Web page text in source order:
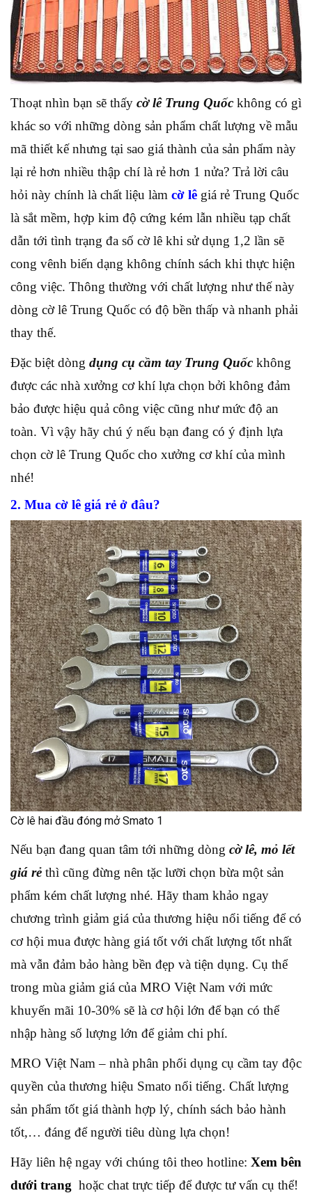
Thoạt nhìn bạn sẽ thấy cờ lê Trung Quốc không có gì
khác so với những dòng sản phẩm chất lượng về mẫu
mã thiết kế nhưng tại sao giá thành của sản phẩm này
lại rẻ hơn nhiều thập chí là rẻ hơn 1 nửa? Trả lời câu
hỏi này chính là chất liệu làm cờ lê giá rẻ Trung Quốc
là sắt mềm, hợp kim độ cứng kém lẫn nhiều tạp chất
dẫn tới tình trạng đa số cờ lê khi sử dụng 1,2 lần sẽ
cong vênh biến dạng không chính sách khi thực hiện
công việc. Thông thường với chất lượng như thế này
dòng cờ lê Trung Quốc có độ bền thấp và nhanh phải
thay thế.
Đặc biệt dòng dụng cụ cầm tay Trung Quốc không
được các nhà xưởng cơ khí lựa chọn bởi không đảm
bảo được hiệu quả công việc cũng như mức độ an
toàn. Vì vậy hãy chú ý nếu bạn đang có ý định lựa
chọn cờ lê Trung Quốc cho xưởng cơ khí của mình
nhé!
2. Mua cờ lê giá rẻ ở đâu?
Cờ lê hai đầu đóng mở Smato 1
Nếu bạn đang quan tâm tới những dòng cờ lê, mỏ lết
giá rẻ thì cũng đừng nên tặc lưỡi chọn bừa một sản
phẩm kém chất lượng nhé. Hãy tham khảo ngay
chương trình giảm giá của thương hiệu nổi tiếng để có
cơ hội mua được hàng giá tốt với chất lượng tốt nhất
mà vẫn đảm bảo hàng bền đẹp và tiện dụng. Cụ thể
trong mùa giảm giá của MRO Việt Nam với mức
khuyến mãi 10-30% sẽ là cơ hội lớn để bạn có thể
nhập hàng số lượng lớn để giảm chi phí.
MRO Việt Nam – nhà phân phối dụng cụ cầm tay độc
quyền của thương hiệu Smato nổi tiếng. Chất lượng
sản phẩm tốt giá thành hợp lý, chính sách bảo hành
tốt,… đáng để người tiêu dùng lựa chọn!
Hãy liên hệ ngay với chúng tôi theo hotline: Xem bên
dưới trang hoặc chat trực tiếp để được tư vấn cụ thể!